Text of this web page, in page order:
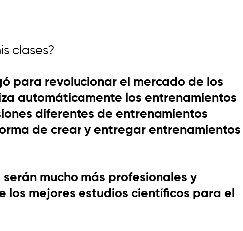
clases?
para revolucionar el mercado de los
automáticamente los entrenamientos
diferentes de entrenamientos
de crear y entregar entrenamientos
mucho más profesionales y
los mejores estudios científicos para el